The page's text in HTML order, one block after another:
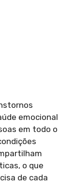
emocional
em todo o
o que
de cada